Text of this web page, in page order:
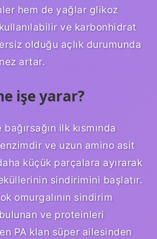
hem de yağlar glikoz
ve karbonhidrat
olduğu açlık durumunda
artar.
işe yarar?
ilk kısmında
ve uzun amino asit
küçük parçalara ayırarak
sindirimini başlatır.
omurgalının sindirim
ve proteinleri
PA klan süper ailesinden